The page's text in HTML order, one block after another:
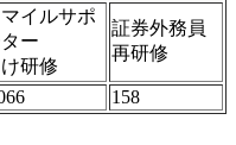
イルサポ
ー
研修
証券外務員
再研修
158